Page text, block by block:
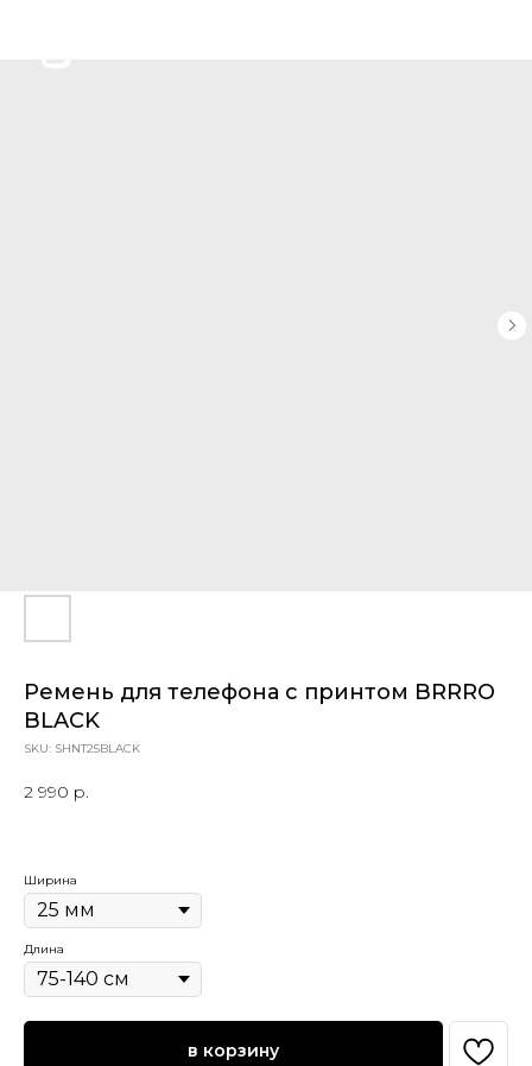
Ремень для телефона с принтом BRRRO
BLACK
SKU: SHNT25BLACK
2 990 р.
Ширина
Длина
в корзину